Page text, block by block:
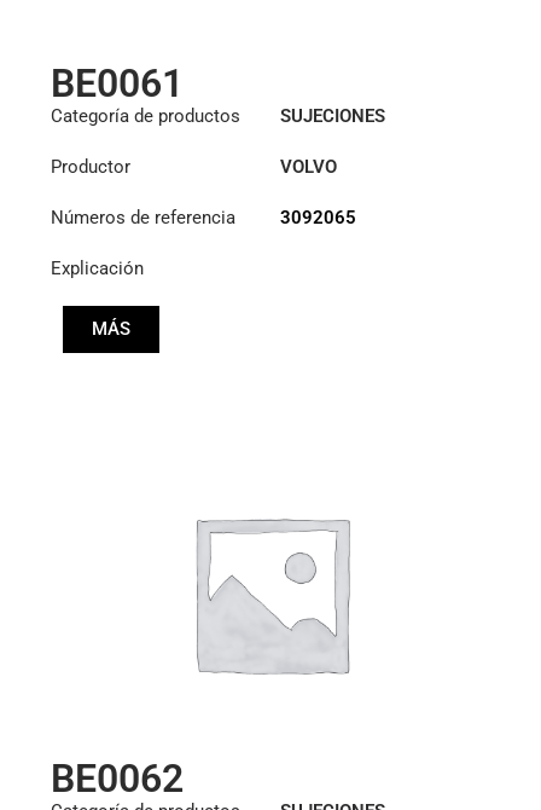
BE0061
Categoría de productos SUJECIONES
Productor VOLVO
Números de referencia 3092065
Explicación
MÁS
BE0062